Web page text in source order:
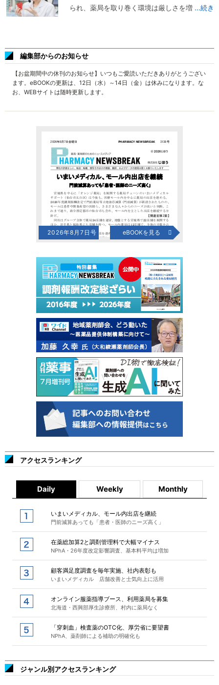
られ、薬局を取り巻く環境は厳しさを増 ...続き
編集部からのお知らせ
【お盆期間中の休刊のお知らせ】いつもご愛読いただきありがとうござい
ます。eBOOKの更新は、12日（水）～14日（金）は休みになります。な
お、WEBサイトは随時更新します。
2026年8月7日号 eBOOKを見る
アクセスランキング
Daily Weekly Monthly
いまいメディカル、モール内出店を継続
門前減算あっても「患者・医師のニーズ高く」
在薬総加算2と調剤管理料で大幅マイナス
NPhA・26年度改定影響調査、基本料平均は増加
顧客満足度調査を毎年実施、社内表彰も
いまいメディカル 店舗改善と士気向上に活用
オンライン服薬指導ブース、利用薬局を募集
北海道・西興部厚生診療所、村内に薬局なく
「穿刺血」検査薬のOTC化、厚労省に要望書
NPhA、薬剤師による補助の明確化も
ジャンル別アクセスランキング